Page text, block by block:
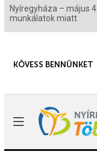
Nyíregyháza – május
munkálatok miatt